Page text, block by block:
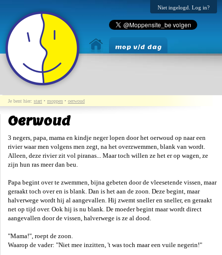
Niet ingelogd. Log in?
mop v/d dag
Je bent hier: start • moppen • oerwoud
Oerwoud
3 negers, papa, mama en kindje neger lopen door het oerwoud op naar een
rivier waar men volgens men zegt, na het overzwemmen, blank van wordt.
Alleen, deze rivier zit vol piranas... Maar toch willen ze het er op wagen, ze
zijn hun ras meer dan beu.
Papa begint over te zwemmen, bijna gebeten door de vleesetende vissen, maar
geraakt toch over en is blank. Dan is het aan de zoon. Deze begint, maar
halverwege wordt hij al aangevallen. Hij zwemt sneller en sneller, en geraakt
net op tijd over. Ook hij is nu blank. De moeder begint maar wordt direct
aangevallen door de vissen, halverwege is ze al dood.
"Mama!", roept de zoon.
Waarop de vader: "Niet mee inzitten, 't was toch maar een vuile negerin!"